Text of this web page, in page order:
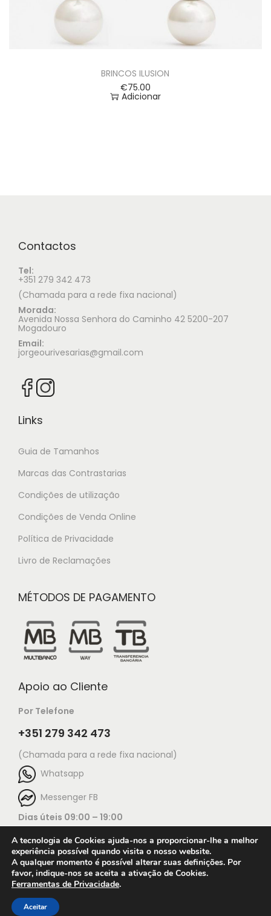
BRINCOS ILUSION
€75.00
Adicionar
Contactos
Tel:
+351 279 342 473
(Chamada para a rede fixa nacional)
Morada:
Avenida Nossa Senhora do Caminho 42 5200-207
Mogadouro
Email:
jorgeourivesarias@gmail.com
Links
Guia de Tamanhos
Marcas das Contrastarias
Condições de utilização
Condições de Venda Online
Política de Privacidade
Livro de Reclamações
MÉTODOS DE PAGAMENTO
Apoio ao Cliente
Por Telefone
+351 279 342 473
(Chamada para a rede fixa nacional)
Whatsapp
Messenger FB
Dias úteis 09:00 – 19:00
© 2025 Jorge Ourivesaria |
A tecnologia de Cookies ajuda-nos a proporcionar-lhe a melhor
experiência possível quando visita o nosso website.
A qualquer momento é possível alterar suas definições. Por
favor, indique-nos se aceita a ativação de Cookies.
Ferramentas de Privacidade.
Aceitar